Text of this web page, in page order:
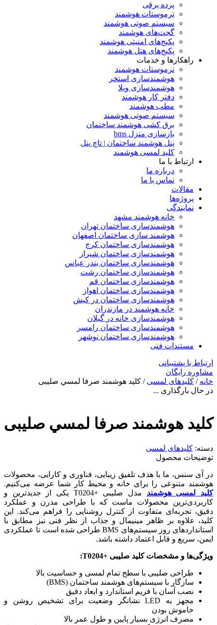
پرده برقی
ترموستات هوشمند
سیستم صوتی هوشمند
گجت‌های هوشمند
پکیج‌های امنیتی هوشمند
پکیج‌های هتل هوشمند
راهکارها و خدمات
ترموستات هوشمند
هوشمندسازی استخر
هوشمندسازی ویلا
دفتر کار هوشمند
مطب هوشمند
سیستم صوتی هوشمند
برق کشی هوشمند ساختمان
بازسازی منزل bms
پنل هوشمند ساختمان | تاچ پنل
کلید لمسی هوشمند
ارتباط با ما
درباره ما
تماس با ما
مقالات
پروژه‌ها
نمایندگی
خانه هوشمند مشهد
هوشمندسازی ساختمان تهران
هوشمند سازی ساختمان اصفهان
هوشمندسازی ساختمان کرج
هوشمندسازی ساختمان شیراز
هوشمندسازی ساختمان بندر عباس
هوشمندسازی ساختمان رشت
هوشمندسازی ساختمان قم
هوشمندسازی ساختمان اهواز
هوشمندسازی ساختمان در کیش
خانه هوشمند در مازندران
هوشمندسازی خانه در گیلان
هوشمندسازی ساختمان رامسر
هوشمندسازی ساختمان نوشهر
مستندات فنی
ارتباط با پشتیبانی
مشاوره رایگان
خانه / کلیدهای لمسی / كليد هوشمند صرفا لمسي صلیبی
در حال بارگذاری ...
كليد هوشمند صرفا لمسي صلیبی
دسته: کلیدهای لمسی
توضیحات محصول
در آی سنس، ما با هدف تلفیق زیبایی، فناوری و کارایی، محصولات
هوشمند متنوعی را برای خانه و محیط کار شما عرضه می‌کنیم.
کلید لمسی هوشمند
مدل صلیبی +T0204 یکی از جدیدترین و
کاربردی‌ترین محصولات ماست که با طراحی مدرن و عملکرد
دقیق، تجربه‌ای متفاوت از کنترل روشنایی را فراهم می‌کند. این
کلید، علاوه بر ظاهر مینیمال و جذاب از نظر فنی نیز مطابق با
استانداردهای روز سیستم‌های BMS طراحی شده است تا عملکردی
ایمن، سریع و قابل اعتماد داشته باشد.
ویژگی‌ها و مشخصات کلید صلیبی +T0204:
طراحی صلیبی با سطح تمام لمسی و حساسیت بالا
سازگار با سیستم‌های هوشمند ساختمان (BMS)
نصب آسان با فریم استاندارد و ابعاد دقیق
مجهز به LED نشانگر وضعیت برای تشخیص روشن و
خاموش بودن
مصرف انرژی بسیار پایین و طول عمر بالا